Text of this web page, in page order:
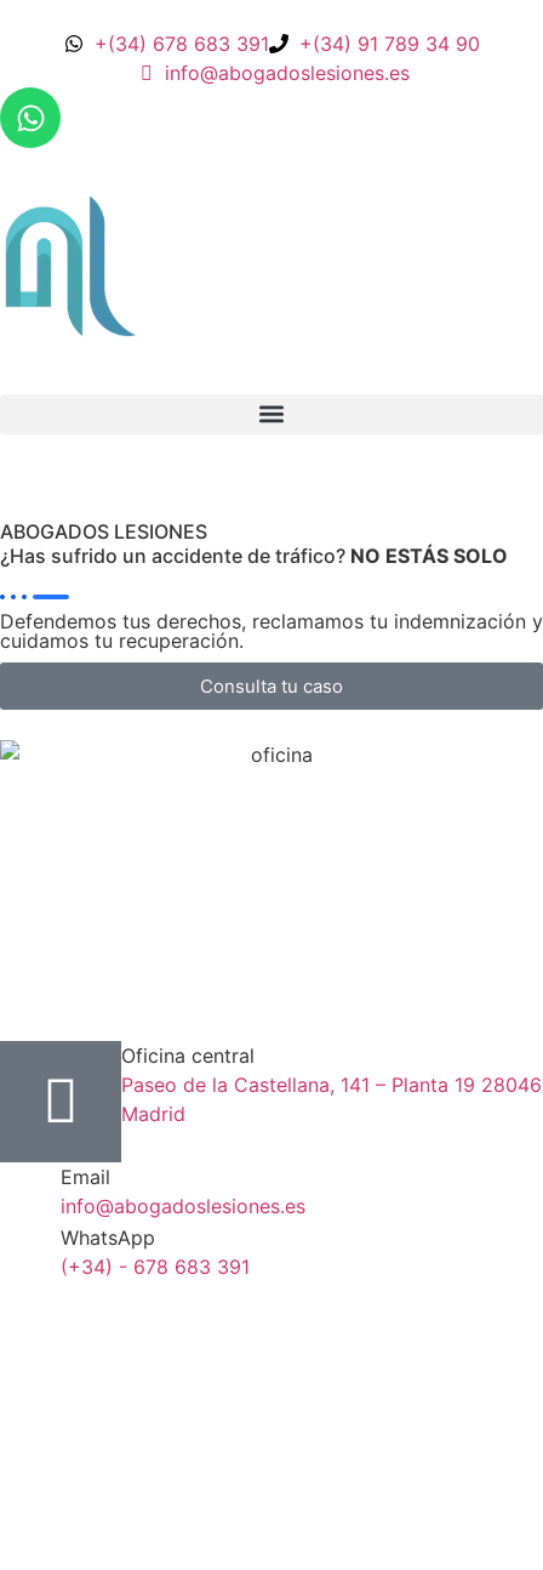
+(34) 678 683 391
+(34) 91 789 34 90
info@abogadoslesiones.es
ABOGADOS LESIONES
¿Has sufrido un accidente de tráfico? NO ESTÁS SOLO
Defendemos tus derechos, reclamamos tu indemnización y
cuidamos tu recuperación.
Consulta tu caso
Oficina central
Paseo de la Castellana, 141 – Planta 19 28046
Madrid
Email
info@abogadoslesiones.es
WhatsApp
(+34) - 678 683 391